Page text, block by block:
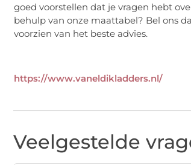
goed voorstellen dat je vragen hebt
behulp van onze maattabel? Bel ons
voorzien van het beste advies.
https://www.vaneldikladders.nl/
Veelgestelde